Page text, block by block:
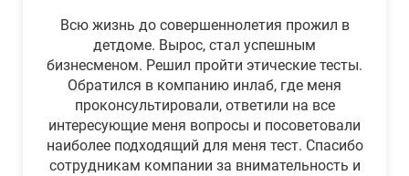
Всю жизнь до совершеннолетия прожил в
детдоме. Вырос, стал успешным
бизнесменом. Решил пройти этические тесты.
Обратился в компанию инлаб, где меня
проконсультировали, ответили на все
интересующие меня вопросы и посоветовали
наиболее подходящий для меня тест. Спасибо
сотрудникам компании за внимательность и